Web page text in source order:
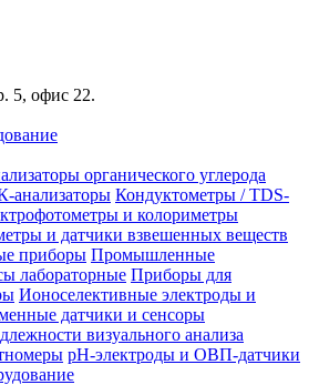
5, офис 22.
органического углерода
анализаторы Кондуктометры / TDS-
и колориметры
и датчики взвешенных веществ
приборы Промышленные
лабораторные Приборы для
Ионоселективные электроды и
датчики и сенсоры
визуального анализа
pH-электроды и ОВП-датчики